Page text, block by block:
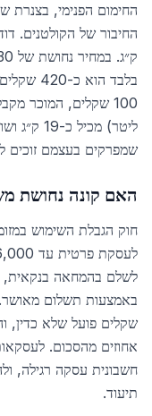
החימום הפנימי,
שמפרקים בעצמם זוכים ל-5 עד 10 אחוז פרמיה על
האם קונה נחושת
לשלם בהמחאה בנקאית,
אחוזים מהסכום.
חשבונית עסקה רגילה,
תיעוד.